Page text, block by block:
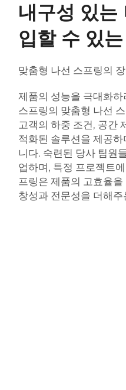
내구성 있는
입할 수 있
맞춤형 나선 스프링의
제품의 성능을 극대화
스프링의 맞춤형 나선
고객의 하중 조건, 공간
적화된 솔루션을 제공
니다. 숙련된 당사 팀원
업하며, 특정 프로젝트
프링은 제품의 고효율
창성과 전문성을 더해